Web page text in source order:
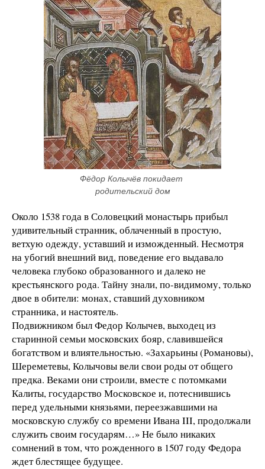
Фёдор Колычёв покидает
родительский дом
Около 1538 года в Соловецкий монастырь прибыл
удивительный странник, облаченный в простую,
ветхую одежду, уставший и изможденный. Несмотря
на убогий внешний вид, поведение его выдавало
человека глубоко образованного и далеко не
крестьянского рода. Тайну знали, по-видимому, только
двое в обители: монах, ставший духовником
странника, и настоятель.
Подвижником был Федор Колычев, выходец из
старинной семьи московских бояр, славившейся
богатством и влиятельностью. «Захарьины (Романовы),
Шереметевы, Колычовы вели свои роды от общего
предка. Веками они строили, вместе с потомками
Калиты, государство Московское и, потеснившись
перед удельными князьями, переезжавшими на
московскую службу со времени Ивана III, продолжали
служить своим государям…» Не было никаких
сомнений в том, что рожденного в 1507 году Федора
ждет блестящее будущее.